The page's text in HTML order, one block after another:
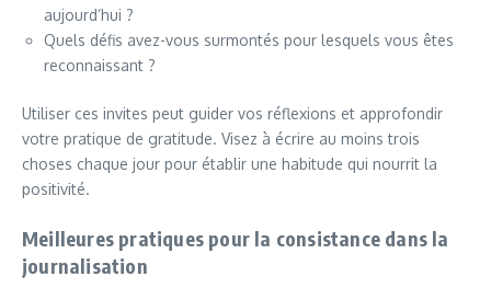
aujourd’hui ?
Quels défis avez-vous surmontés pour lesquels vous êtes
reconnaissant ?
Utiliser ces invites peut guider vos réflexions et approfondir
votre pratique de gratitude. Visez à écrire au moins trois
choses chaque jour pour établir une habitude qui nourrit la
positivité.
Meilleures pratiques pour la consistance dans la
journalisation